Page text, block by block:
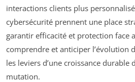
interactions clients plus
cybersécurité prennent une place
garantir efficacité et protection face
comprendre et anticiper l’évolution
les leviers d’une croissance
mutation.